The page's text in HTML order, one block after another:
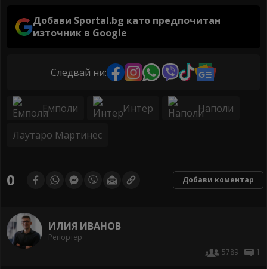
Добави Sportal.bg като предпочитан
източник в Google
Следвай ни:
Емполи Интер Наполи
Лаутаро Мартинес
0 Добави коментар
ИЛИЯ ИВАНОВ
Репортер
5789
1